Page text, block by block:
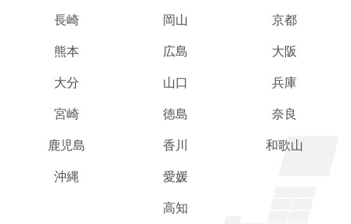
長崎
熊本
大分
宮崎
鹿児島
沖縄
岡山
広島
山口
徳島
香川
愛媛
高知
京都
大阪
兵庫
奈良
和歌山